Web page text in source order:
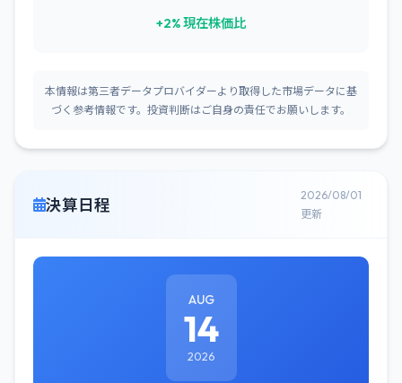
+2% 現在株価比
本情報は第三者データプロバイダーより取得した市場データに基
づく参考情報です。投資判断はご自身の責任でお願いします。
決算日程
2026/08/01
更新
AUG
14
2026